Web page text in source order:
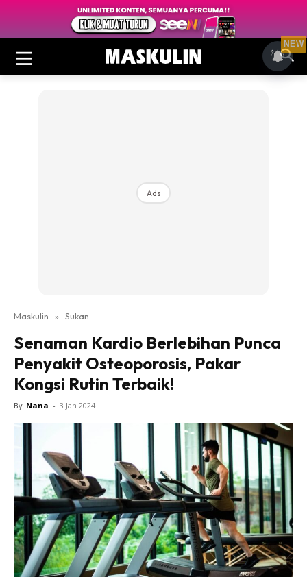
Ads
Maskulin » Sukan
Senaman Kardio Berlebihan Punca
Penyakit Osteoporosis, Pakar
Kongsi Rutin Terbaik!
By Nana - 3 Jan 2024
NEW